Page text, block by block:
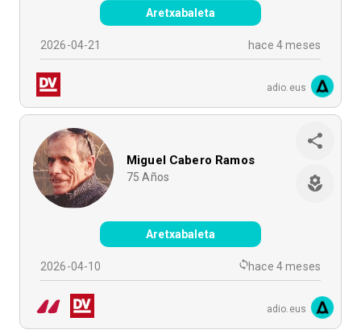
Aretxabaleta
2026-04-21 hace 4 meses
adio.eus
Miguel Cabero Ramos
75 Años
Aretxabaleta
2026-04-10 hace 4 meses
adio.eus